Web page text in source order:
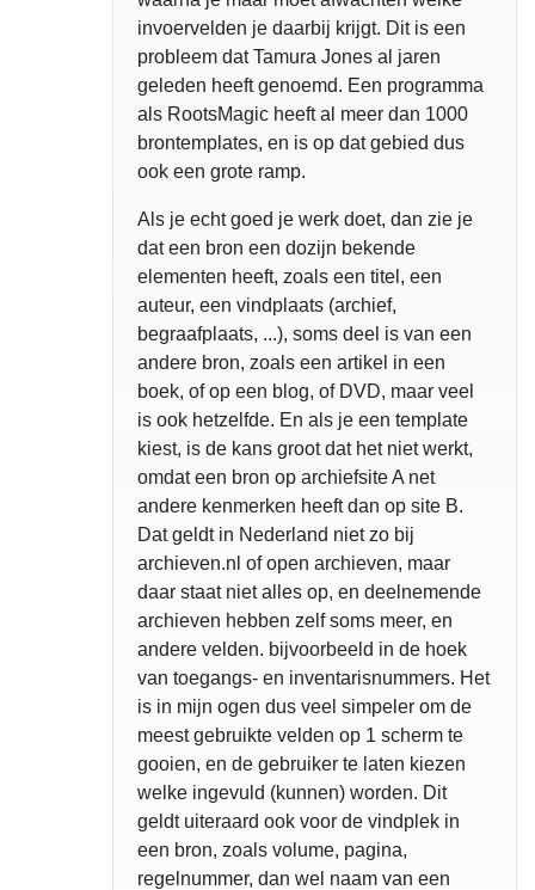
invoervelden je daarbij krijgt. Dit is een
probleem dat Tamura Jones al jaren
geleden heeft genoemd. Een programma
als RootsMagic heeft al meer dan 1000
brontemplates, en is op dat gebied dus
ook een grote ramp.
Als je echt goed je werk doet, dan zie je
dat een bron een dozijn bekende
elementen heeft, zoals een titel, een
auteur, een vindplaats (archief,
begraafplaats, ...), soms deel is van een
andere bron, zoals een artikel in een
boek, of op een blog, of DVD, maar veel
is ook hetzelfde. En als je een template
kiest, is de kans groot dat het niet werkt,
omdat een bron op archiefsite A net
andere kenmerken heeft dan op site B.
Dat geldt in Nederland niet zo bij
archieven.nl of open archieven, maar
daar staat niet alles op, en deelnemende
archieven hebben zelf soms meer, en
andere velden. bijvoorbeeld in de hoek
van toegangs- en inventarisnummers. Het
is in mijn ogen dus veel simpeler om de
meest gebruikte velden op 1 scherm te
gooien, en de gebruiker te laten kiezen
welke ingevuld (kunnen) worden. Dit
geldt uiteraard ook voor de vindplek in
een bron, zoals volume, pagina,
regelnummer, dan wel naam van een